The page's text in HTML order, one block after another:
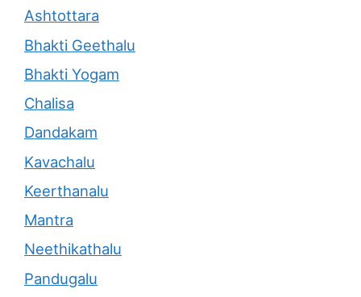
Ashtottara
Bhakti Geethalu
Bhakti Yogam
Chalisa
Dandakam
Kavachalu
Keerthanalu
Mantra
Neethikathalu
Pandugalu